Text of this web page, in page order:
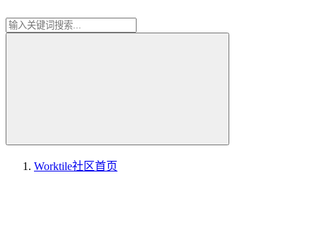
Worktile社区首页